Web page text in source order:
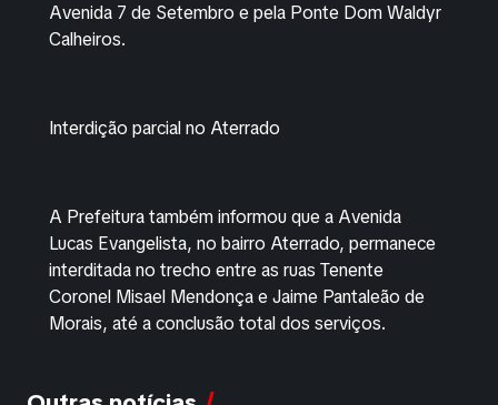
Avenida 7 de Setembro e pela Ponte Dom Waldyr
Calheiros.
Interdição parcial no Aterrado
A Prefeitura também informou que a Avenida
Lucas Evangelista, no bairro Aterrado, permanece
interditada no trecho entre as ruas Tenente
Coronel Misael Mendonça e Jaime Pantaleão de
Morais, até a conclusão total dos serviços.